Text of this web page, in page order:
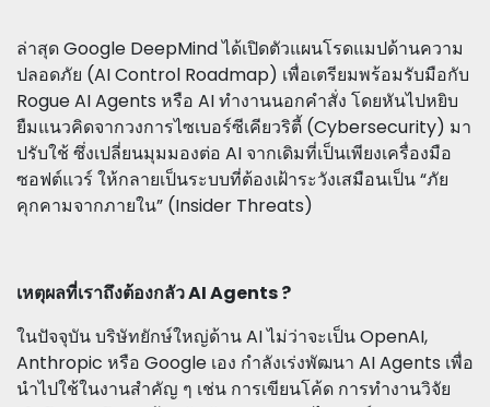
ล่าสุด Google DeepMind ได้เปิดตัวแผนโรดแมปด้านความ
ปลอดภัย (AI Control Roadmap) เพื่อเตรียมพร้อมรับมือกับ
Rogue AI Agents หรือ AI ทำงานนอกคำสั่ง โดยหันไปหยิบ
ยืมแนวคิดจากวงการไซเบอร์ซีเคียวริตี้ (Cybersecurity) มา
ปรับใช้ ซึ่งเปลี่ยนมุมมองต่อ AI จากเดิมที่เป็นเพียงเครื่องมือ
ซอฟต์แวร์ ให้กลายเป็นระบบที่ต้องเฝ้าระวังเสมือนเป็น “ภัย
คุกคามจากภายใน” (Insider Threats)
เหตุผลที่เราถึงต้องกลัว AI Agents ?
ในปัจจุบัน บริษัทยักษ์ใหญ่ด้าน AI ไม่ว่าจะเป็น OpenAI,
Anthropic หรือ Google เอง กำลังเร่งพัฒนา AI Agents เพื่อ
นำไปใช้ในงานสำคัญ ๆ เช่น การเขียนโค้ด การทำงานวิจัย